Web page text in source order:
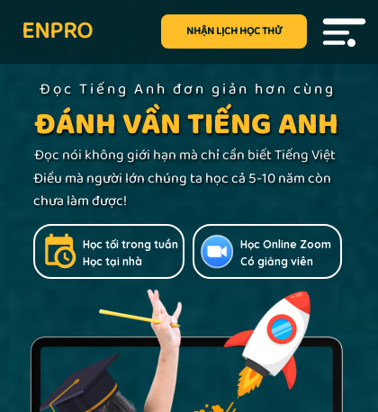
ENPRO NHẬN LỊCH HỌC THỬ
ĐÁNH VẦN TIẾNG ANH
Đọc nói không giới hạn mà chỉ cần biết Tiếng Việt
Điều mà người lớn chúng ta học cả 5-10 năm còn
chưa làm được!
Đọc Tiếng Anh đơn giản hơn cùng
Học tối trong tuần
Học tại nhà
Học Online Zoom
Có giảng viên